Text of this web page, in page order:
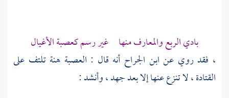
بادي الربع والمعارف منها غير رسم كعصبة الأغيال
، فقد روي عن ابن الجراح أنه قال : العصبة هنة تلتف على
القتادة ، لا تنزع عنها إلا بعد جهد ، وأنشد :